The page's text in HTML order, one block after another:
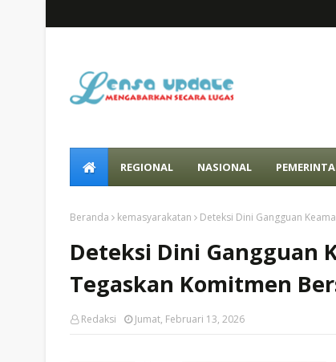
REGIONAL NASIONAL
Beranda kemasyarakatan Deteksi Dini Gangguan
Deteksi Dini Gangguan
Tegaskan Komitmen
Redaksi Jumat, Februari 13, 2026